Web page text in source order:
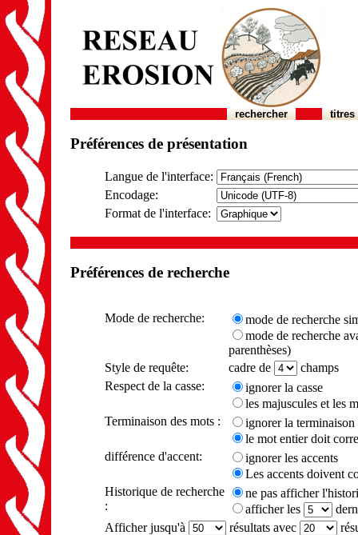
rechercher titres
Préférences de présentation
Langue de l'interface:
Encodage:
Format de l'interface:
Préférences de recherche
Mode de recherche:
mode de recherche
mode de recherche
parenthèses)
Style de requête:
cadre de
champs
Respect de la casse:
ignorer la casse
les majuscules et les
Terminaison des mots :
ignorer la terminaison
le mot entier doit
différence d'accent:
ignorer les accents
Les accents doivent
Historique de recherche
:
ne pas afficher
afficher les
Afficher jusqu'à
résultats avec